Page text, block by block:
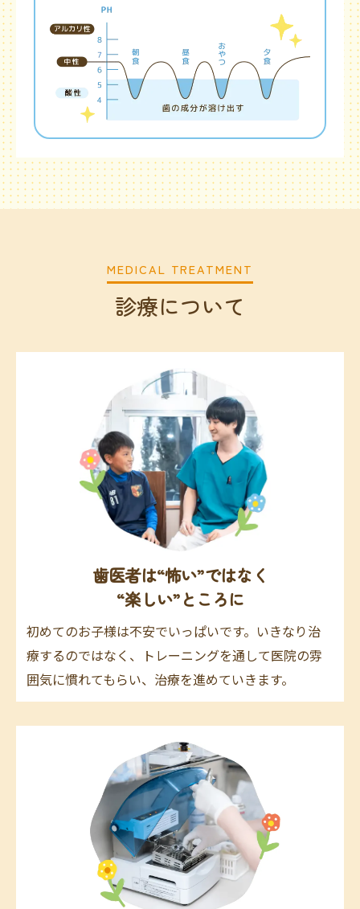
診療について
MEDICAL TREATMENT
歯医者は“怖い”ではなく
“楽しい”ところに
初めてのお子様は不安でいっぱいです。いきなり治
療するのではなく、トレーニングを通して医院の雰
囲気に慣れてもらい、治療を進めていきます。